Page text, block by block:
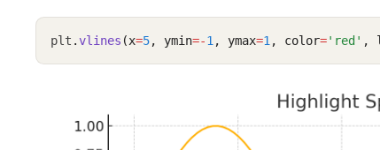
plt .vlines (x=5, ymin=-1 , ymax=1 , color='red' ,